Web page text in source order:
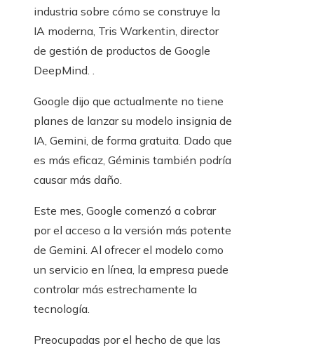
industria sobre cómo se construye la
IA moderna, Tris Warkentin, director
de gestión de productos de Google
DeepMind. .
Google dijo que actualmente no tiene
planes de lanzar su modelo insignia de
IA, Gemini, de forma gratuita. Dado que
es más eficaz, Géminis también podría
causar más daño.
Este mes, Google comenzó a cobrar
por el acceso a la versión más potente
de Gemini. Al ofrecer el modelo como
un servicio en línea, la empresa puede
controlar más estrechamente la
tecnología.
Preocupadas por el hecho de que las